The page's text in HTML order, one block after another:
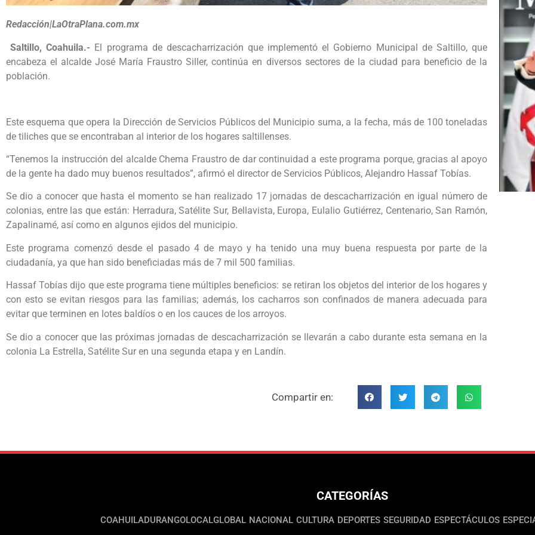
Redacción|LaOtraPlana.com.mx
Saltillo, Coahuila.- El programa de descacharrización que implementó el Gobierno Municipal de Saltillo, que
encabeza el alcalde José María Fraustro Siller, continúa en diversos sectores de la ciudad para beneficio de la
población.
Este esquema que opera la Dirección de Servicios Públicos del Municipio suma, a la fecha, más de 100 toneladas
de tiliches que se encontraban al interior de los hogares saltillenses.
“Tenemos la instrucción del alcalde Chema Fraustro de dar continuidad a este programa porque, gracias al apoyo
de la gente ha dado muy buenos resultados”, afirmó el director de Servicios Públicos, Alejandro Hassaf Tobías.
Se dio a conocer que hasta el momento se han realizado 17 jornadas de descacharrización en igual número de
colonias, entre las que están: Herradura, Satélite Sur, Bellavista, Europa, Eulalio Gutiérrez, Centenario, San Ramón,
Zapalinamé, así como en algunos ejidos del municipio.
Este programa comenzó desde el pasado 4 de mayo y ha tenido una muy buena respuesta por parte de la
ciudadanía, ya que han sido beneficiadas más de 7 mil 500 familias.
Hassaf Tobías dijo que este programa tiene múltiples beneficios: se retiran los objetos del interior de los hogares y
con esto se evitan riesgos para las familias; además, los cacharros son confinados de manera adecuada para
evitar que terminen en lotes baldíos o en los cauces de los arroyos.
Se dio a conocer que las próximas jornadas de descacharrización se llevarán a cabo durante esta semana en la
colonia La Estrella, Satélite Sur en una segunda etapa y en Landín.
Compartir en:
CATEGORÍAS
COAHUILADURANGOLOCALGLOBAL NACIONAL CULTURA DEPORTES SEGURIDAD ESPECTÁCULOS